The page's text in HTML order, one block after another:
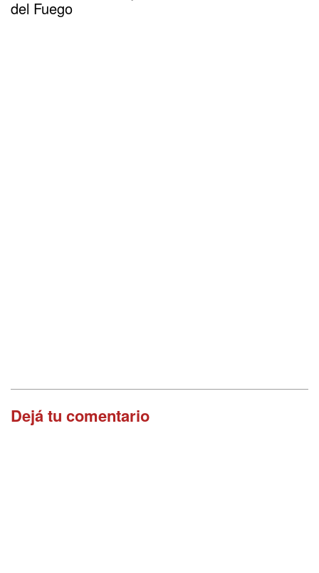
del Fuego
Dejá tu comentario